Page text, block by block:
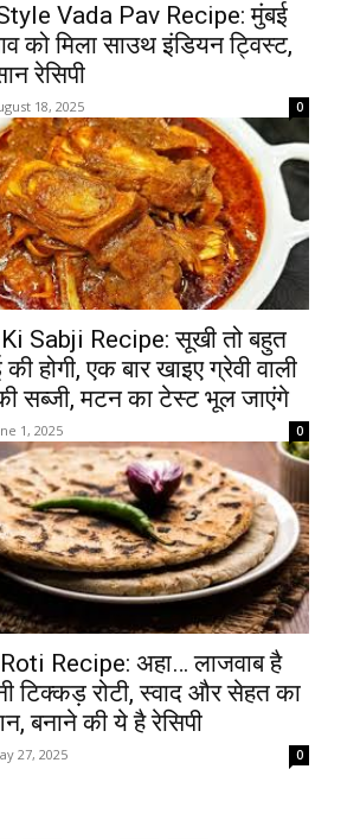
Vada Pav Recipe: मुंबई
को मिला साउथ इंडियन ट्विस्ट,
रेसिपी
18, 2025 0
Sabji Recipe: सूखी तो बहुत
की होगी, एक बार खाइए ग्रेवी वाली
सब्जी, मटन का टेस्ट भूल जाएंगे
1, 2025 0
Recipe: अहा… लाजवाब है
टिक्कड़ रोटी, स्‍वाद और सेहत का
बनाने की ये है रेस‍िपी
27, 2025 0